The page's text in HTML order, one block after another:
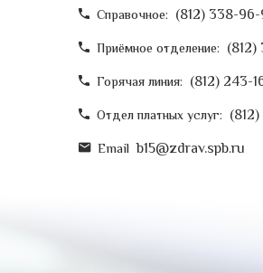
Справочное: (812) 338-
Приёмное отделение:
Горячая линия: (812) 243-
Отдел платных услуг:
Email b15@zdrav.spb.ru